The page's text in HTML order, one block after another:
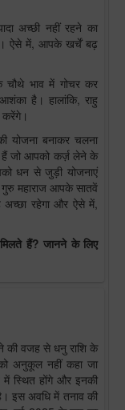
अच्छी नहीं रहने का
ऐसे में, आपके खर्चें बढ़
भाव में गोचर कर
है। हालांकि, राहु
करेंगे।
योजना बनाकर चलना
जो आपको कर्ज़ लेने के
धन से जुड़ी योजनाएं
महाराज आपके सातवें
रहेगा और ऐसे में,
हैं? जानने के लिए
की वजह से धनु राशि के
अनुकूल नहीं कहा जा
स्थित होंगे और इनकी
इस अवधि में तनाव की